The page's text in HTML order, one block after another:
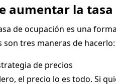
aumentar la
de ocupación es una
son tres maneras de hacerlo:
de precios
el precio lo es todo. Si